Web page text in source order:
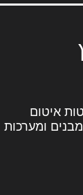
איטום
ומערכות